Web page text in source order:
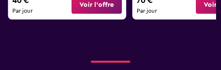
Par jour
Voir l’offre
Par jour
Voir